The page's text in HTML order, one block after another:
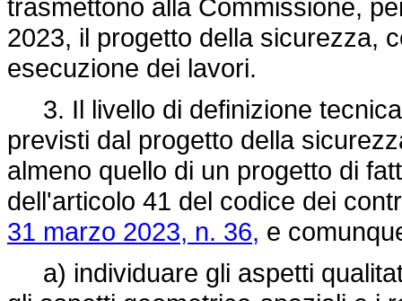
trasmettono alla Commissione,
2023, il progetto della sicurezza,
esecuzione dei lavori.
3. Il livello di definizione
previsti dal progetto della
almeno quello di un progetto di
dell'articolo 41 del codice dei
31 marzo 2023, n. 36, e
a) individuare gli aspetti